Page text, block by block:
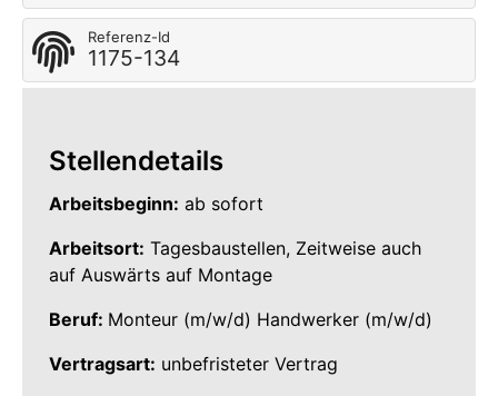
Referenz-Id
1175-134
Stellendetails
Arbeitsbeginn: ab sofort
Arbeitsort: Tagesbaustellen, Zeitweise auch
auf Auswärts auf Montage
Beruf: Monteur (m/w/d) Handwerker (m/w/d)
Vertragsart: unbefristeter Vertrag